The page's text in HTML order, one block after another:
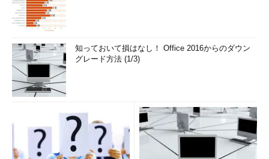
知っておいて損はなし！ Office 2016からのダウン
グレード方法 (1/3)